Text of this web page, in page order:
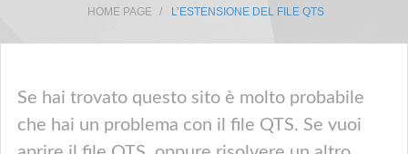
HOME PAGE L’ESTENSIONE DEL FILE QTS
Se hai trovato questo sito è molto probabile
che hai un problema con il file QTS. Se vuoi